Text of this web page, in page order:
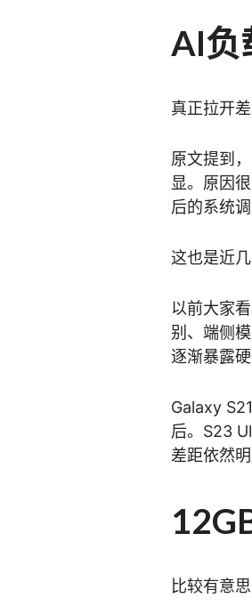
AI负
真正拉开
原文提到
显。原因
后的系统
这也是近
以前大家
别、端侧
逐渐暴露硬
Galaxy
后。S23
差距依然明
比较有意